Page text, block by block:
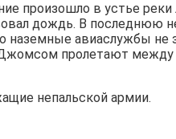
произошло в устье
дождь. В последнюю
наземные авиаслужбы
пролетают между
непальской армии.